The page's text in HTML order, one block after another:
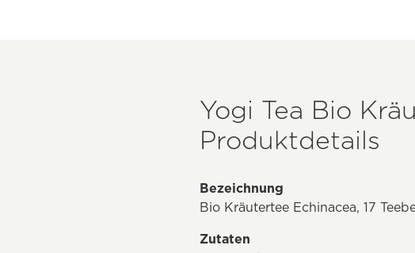
Yogi Tea Bio
Produktdetails
Bezeichnung
Bio Kräutertee Echinacea, 17
Zutaten